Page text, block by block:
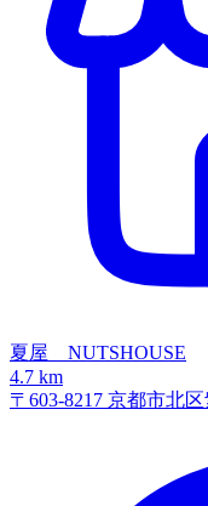
夏屋 NUTSHOUSE
4.7 km
〒603-8217 京都市北